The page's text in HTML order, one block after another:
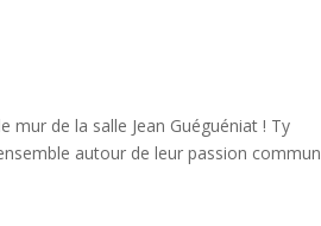
mur de la salle Jean Guéguéniat ! Ty
autour de leur passion